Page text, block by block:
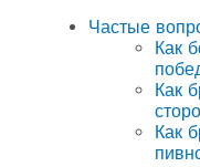
Частые
Как
Как
Как